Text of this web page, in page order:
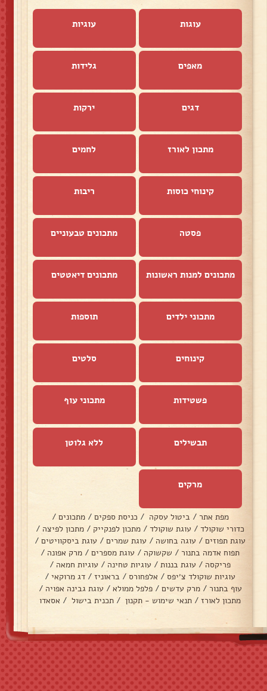
עוגות עוגיות
מאפים גלידות
דגים ירקות
מתכון לאורז לחמים
קינוחי כוסות ריבות
פסטה מתכונים טבעוניים
מתכונים למנות ראשונות מתכונים דיאטטים
מתכוני ילדים תוספות
קינוחים סלטים
פשטידות מתכוני עוף
תבשילים ללא גלוטן
מרקים
מפת אתר / ביטול עסקה / כניסת ספקים / מתכונים /
כדורי שוקולד / עוגת שוקולד / מתכון לפנקייק / מתכון לפיצה /
עוגת תפוזים / עוגה בחושה / עוגת שמרים / עוגת ביסקוויטים /
תפוח אדמה בתנור / שקשוקה / עוגת מספרים / מרק אפונה /
פריקסה / עוגת בננות / עוגיות טחינה / עוגיות חמאה /
עוגיות שוקולד צ׳יפס / אלפחורס / בראוניז / דג מרוקאי /
עוף בתנור / מרק עדשים / פלפל ממולא / עוגת גבינה אפויה /
מתכון לאורז / תנאי שימוש - תקנון / תכנית בישול / אסאדו